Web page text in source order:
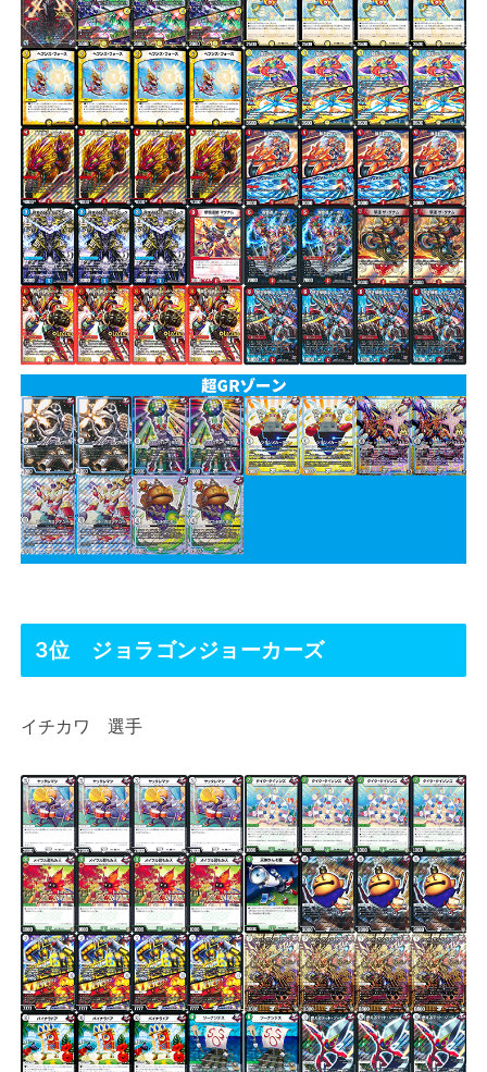
3位 ジョラゴンジョーカーズ
イチカワ 選手